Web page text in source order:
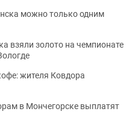
можно только одним
взяли золото на чемпионате
жителя Ковдора
в Мончегорске выплатят